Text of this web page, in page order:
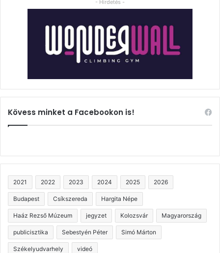
- Hirdetés -
Kövess minket a Facebookon is!
2021 2022 2023 2024 2025 2026
Budapest Csíkszereda Hargita Népe
Haáz Rezső Múzeum jegyzet Kolozsvár Magyarország
publicisztika Sebestyén Péter Simó Márton
Székelyudvarhely videó